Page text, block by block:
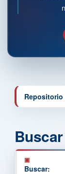
Buscar
Buscar: